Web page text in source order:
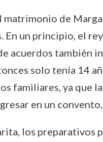
matrimonio de
un principio, el
acuerdos también
solo tenía 14
familiares, ya que
en un
los preparativos